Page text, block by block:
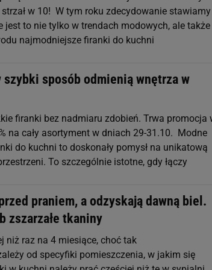
w 10! W tym roku zdecydowanie
jest to nie tylko w trendach modowych, ale także
najmodniejsze firanki do kuchni
sposób odmienią wnętrza w
firanki bez nadmiaru zdobień. Trwa promocja
na cały asortyment w dniach 29-31.10. Modne
do kuchni to doskonały pomysł na unikatową
To szczególnie istotne, gdy łączy
praniem, a odzyskają dawną biel.
zszarzałe tkaniny
niż raz na 4 miesiące, choć tak
od specyfiki pomieszczenia, w jakim się